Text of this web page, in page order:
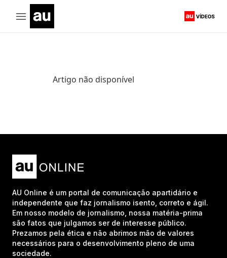
Artigo não disponível
AU Online é um portal de comunicação apartidário e
independente que faz jornalismo isento, correto e ágil.
Em nosso modelo de jornalismo, nossa matéria-prima
são fatos que julgamos ser de interesse público.
Prezamos pela ética e não abrimos mão de valores
necessários para o desenvolvimento pleno de uma
sociedade.